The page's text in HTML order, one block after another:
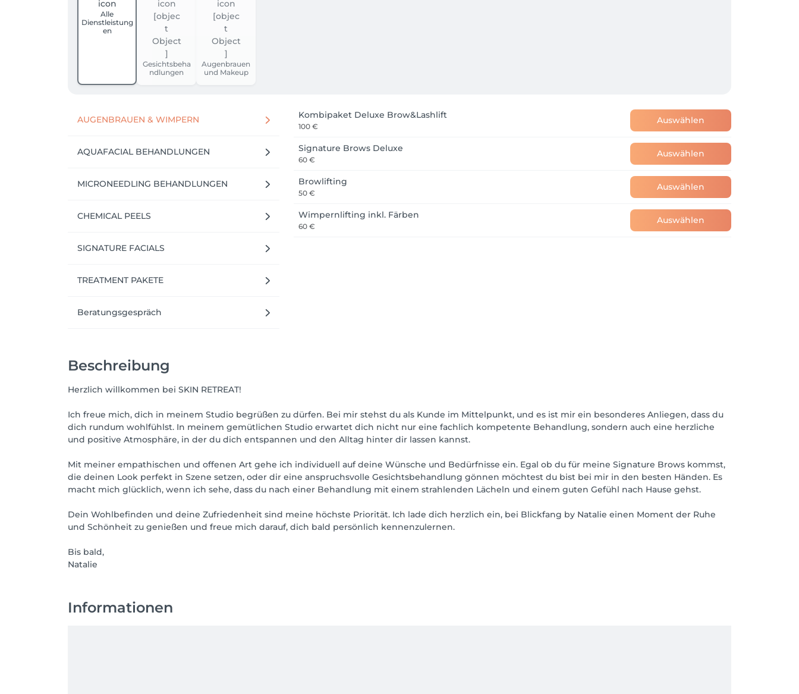
Alle
Dienstleistung
en
Gesichtsbeha
ndlungen
Augenbrauen
und Makeup
AUGENBRAUEN & WIMPERN
AQUAFACIAL BEHANDLUNGEN
MICRONEEDLING BEHANDLUNGEN
CHEMICAL PEELS
SIGNATURE FACIALS
TREATMENT PAKETE
Beratungsgespräch
Kombipaket Deluxe Brow&Lashlift
100 €
Auswählen
Signature Brows Deluxe
60 €
Auswählen
Browlifting
50 €
Auswählen
Wimpernlifting inkl. Färben
60 €
Auswählen
Beschreibung
Herzlich willkommen bei SKIN RETREAT!
Ich freue mich, dich in meinem Studio begrüßen zu dürfen. Bei mir stehst du als Kunde im Mittelpunkt, und es ist mir ein besonderes Anliegen, dass du
dich rundum wohlfühlst. In meinem gemütlichen Studio erwartet dich nicht nur eine fachlich kompetente Behandlung, sondern auch eine herzliche
und positive Atmosphäre, in der du dich entspannen und den Alltag hinter dir lassen kannst.
Mit meiner empathischen und offenen Art gehe ich individuell auf deine Wünsche und Bedürfnisse ein. Egal ob du für meine Signature Brows kommst,
die deinen Look perfekt in Szene setzen, oder dir eine anspruchsvolle Gesichtsbehandlung gönnen möchtest du bist bei mir in den besten Händen. Es
macht mich glücklich, wenn ich sehe, dass du nach einer Behandlung mit einem strahlenden Lächeln und einem guten Gefühl nach Hause gehst.
Dein Wohlbefinden und deine Zufriedenheit sind meine höchste Priorität. Ich lade dich herzlich ein, bei Blickfang by Natalie einen Moment der Ruhe
und Schönheit zu genießen und freue mich darauf, dich bald persönlich kennenzulernen.
Bis bald,
Natalie
Informationen